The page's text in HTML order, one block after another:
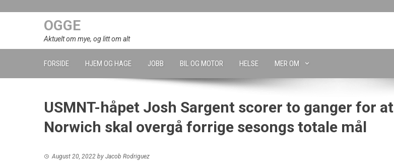
OGGE
Aktuelt om mye, og litt om alt
FORSIDE HJEM OG HAGE JOBB BIL OG MOTOR HELSE MER OM
USMNT-håpet Josh Sargent scorer to ganger for at
Norwich skal overgå forrige sesongs totale mål
August 20, 2022 by Jacob Rodriguez